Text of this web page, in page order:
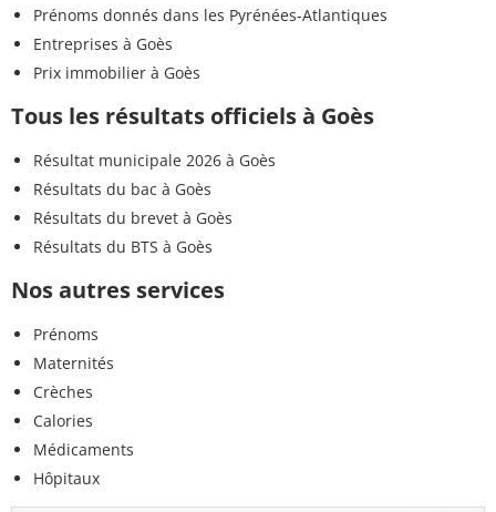
Prénoms donnés dans les Pyrénées-Atlantiques
Entreprises à Goès
Prix immobilier à Goès
Tous les résultats officiels à Goès
Résultat municipale 2026 à Goès
Résultats du bac à Goès
Résultats du brevet à Goès
Résultats du BTS à Goès
Nos autres services
Prénoms
Maternités
Crèches
Calories
Médicaments
Hôpitaux